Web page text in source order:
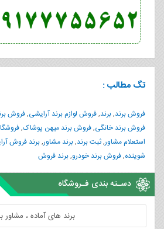
تگ مطالب :
فروش برند,برند,فروش لوازم برند آرایشی,فروش
فروش برند خانگی,فروش برند میهن پوشاک,
استعلام مشاور,ثبت برند,برند مشاور,برند فروش
شوینده,فروش برند خودرو,برند فروش
دسـته بندی فـروشگاه
برند های آماده ، مشاور